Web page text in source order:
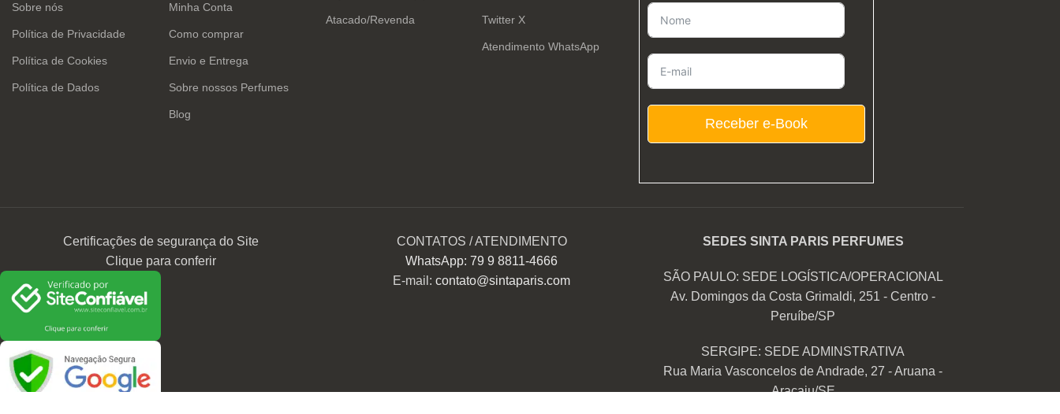
Sobre nós
Política de Privacidade
Política de Cookies
Política de Dados
Minha Conta
Como comprar
Envio e Entrega
Sobre nossos Perfumes
Blog
Atacado/Revenda Twitter X
Atendimento WhatsApp
Receber e-Book
Certificações de segurança do Site
Clique para conferir
CONTATOS / ATENDIMENTO
WhatsApp: 79 9 8811-4666
E-mail:contato@sintaparis.com
SEDES SINTA PARIS PERFUMES
SÃO PAULO: SEDE LOGÍSTICA/OPERACIONAL
Av. Domingos da Costa Grimaldi, 251 - Centro -
Peruíbe/SP
SERGIPE: SEDE ADMINSTRATIVA
Rua Maria Vasconcelos de Andrade, 27 - Aruana -
Aracaju/SE